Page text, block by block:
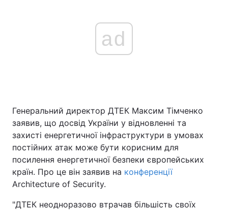
ad
Генеральний директор ДТЕК Максим Тімченко
заявив, що досвід України у відновленні та
захисті енергетичної інфраструктури в умовах
постійних атак може бути корисним для
посилення енергетичної безпеки європейських
країн. Про це він заявив на конференції
Architecture of Security.
"ДТЕК неодноразово втрачав більшість своїх